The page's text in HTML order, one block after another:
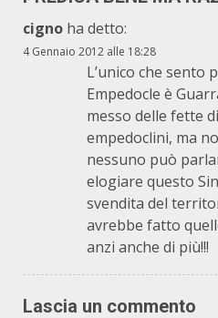
cigno ha detto:
4 Gennaio 2012 alle 18:28
L’unico che sento
Empedocle è
messo delle fette
empedoclini, ma
nessuno può
elogiare questo
svendita del
avrebbe fatto
anzi anche di più!!!
Lascia un commento